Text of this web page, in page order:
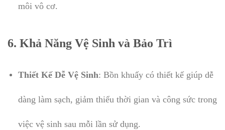
môi vô cơ.
6. Khả Năng Vệ Sinh và Bảo Trì
Thiết Kế Dễ Vệ Sinh: Bồn khuấy có thiết kế giúp dễ
dàng làm sạch, giảm thiểu thời gian và công sức trong
việc vệ sinh sau mỗi lần sử dụng.